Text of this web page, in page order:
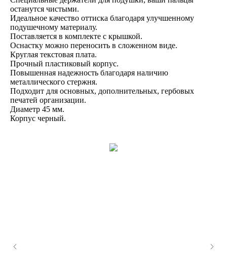
останутся чистыми.
Идеальное качество оттиска благодаря улучшенному
подушечному материалу.​
Поставляется в комплекте с крышкой​.
Оснастку можно переносить в сложенном виде.​
Круглая текстовая плата​.
Прочный пластиковый корпус.​
Повышенная надежность благодаря наличию
металлического стержня.
Подходит для основных, дополнительных, гербовых
печатей организации.
Диаметр 45 мм.
Корпус черный.